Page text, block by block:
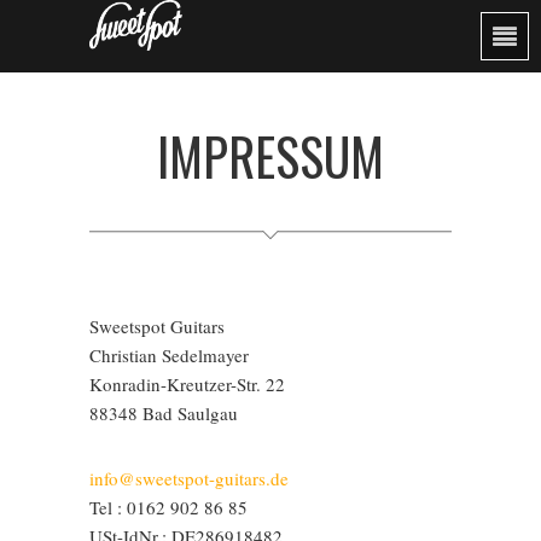
IMPRESSUM
Sweetspot Guitars
Christian Sedelmayer
Konradin-Kreutzer-Str. 22
88348 Bad Saulgau
info@sweetspot-guitars.de
Tel : 0162 902 86 85
USt-IdNr.: DE286918482